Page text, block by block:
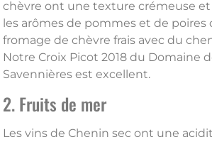
chèvre ont une texture crémeuse
les arômes de pommes et de poires
fromage de chèvre frais avec du
Notre Croix Picot 2018 du Domaine
Savennières est excellent.
2. Fruits de mer
Les vins de Chenin sec ont une